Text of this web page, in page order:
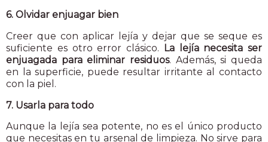
6. Olvidar enjuagar bien
Creer que con aplicar lejía y dejar que se seque es
suficiente es otro error clásico. La lejía necesita ser
enjuagada para eliminar residuos. Además, si queda
en la superficie, puede resultar irritante al contacto
con la piel.
7. Usarla para todo
Aunque la lejía sea potente, no es el único producto
que necesitas en tu arsenal de limpieza. No sirve para